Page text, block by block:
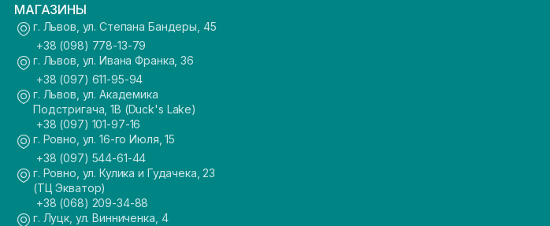
МАГАЗИНЫ
г. Львов, ул. Степана Бандеры, 45
+38 (098) 778-13-79
г. Львов, ул. Ивана Франка, 36
+38 (097) 611-95-94
г. Львов, ул. Академика
Подстригача, 1В (Duck's Lake)
+38 (097) 101-97-16
г. Ровно, ул. 16-го Июля, 15
+38 (097) 544-61-44
г. Ровно, ул. Кулика и Гудачека, 23
(ТЦ Экватор)
+38 (068) 209-34-88
г. Луцк, ул. Винниченка, 4